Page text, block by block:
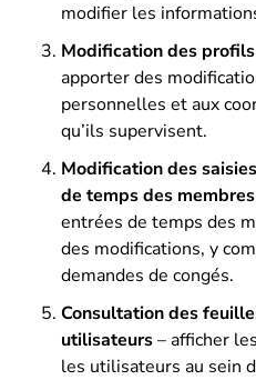
modifier les
Modification des
apporter des
personnelles et aux
qu’ils supervisent.
Modification des
de temps des
entrées de temps des
des modifications, y
demandes de congés.
Consultation des
utilisateurs– afficher
les utilisateurs au sein